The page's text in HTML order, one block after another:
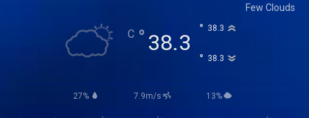
Few Clouds
38.3
°
C 38.3
°
38.3
°
27% 7.9m/s 13%